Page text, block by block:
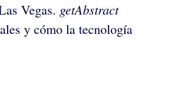
Vegas. getAbstract
y cómo la tecnología